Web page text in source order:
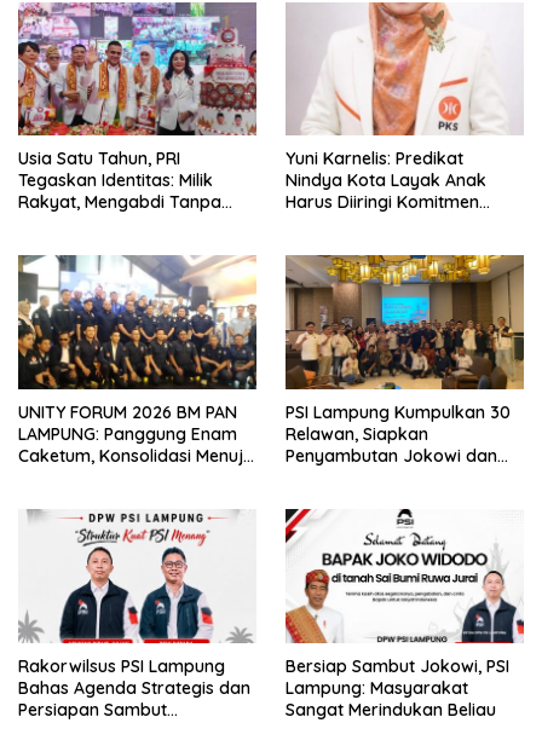
Usia Satu Tahun, PRI
Tegaskan Identitas: Milik
Rakyat, Mengabdi Tanpa
Yuni Karnelis: Predikat
Nindya Kota Layak Anak
Harus Diiringi Komitmen
UNITY FORUM 2026 BM PAN
LAMPUNG: Panggung Enam
Caketum, Konsolidasi Menuju
PSI Lampung Kumpulkan 30
Relawan, Siapkan
Penyambutan Jokowi dan
Rakorwilsus PSI Lampung
Bahas Agenda Strategis dan
Persiapan Sambut
Bersiap Sambut Jokowi, PSI
Lampung: Masyarakat
Sangat Merindukan Beliau